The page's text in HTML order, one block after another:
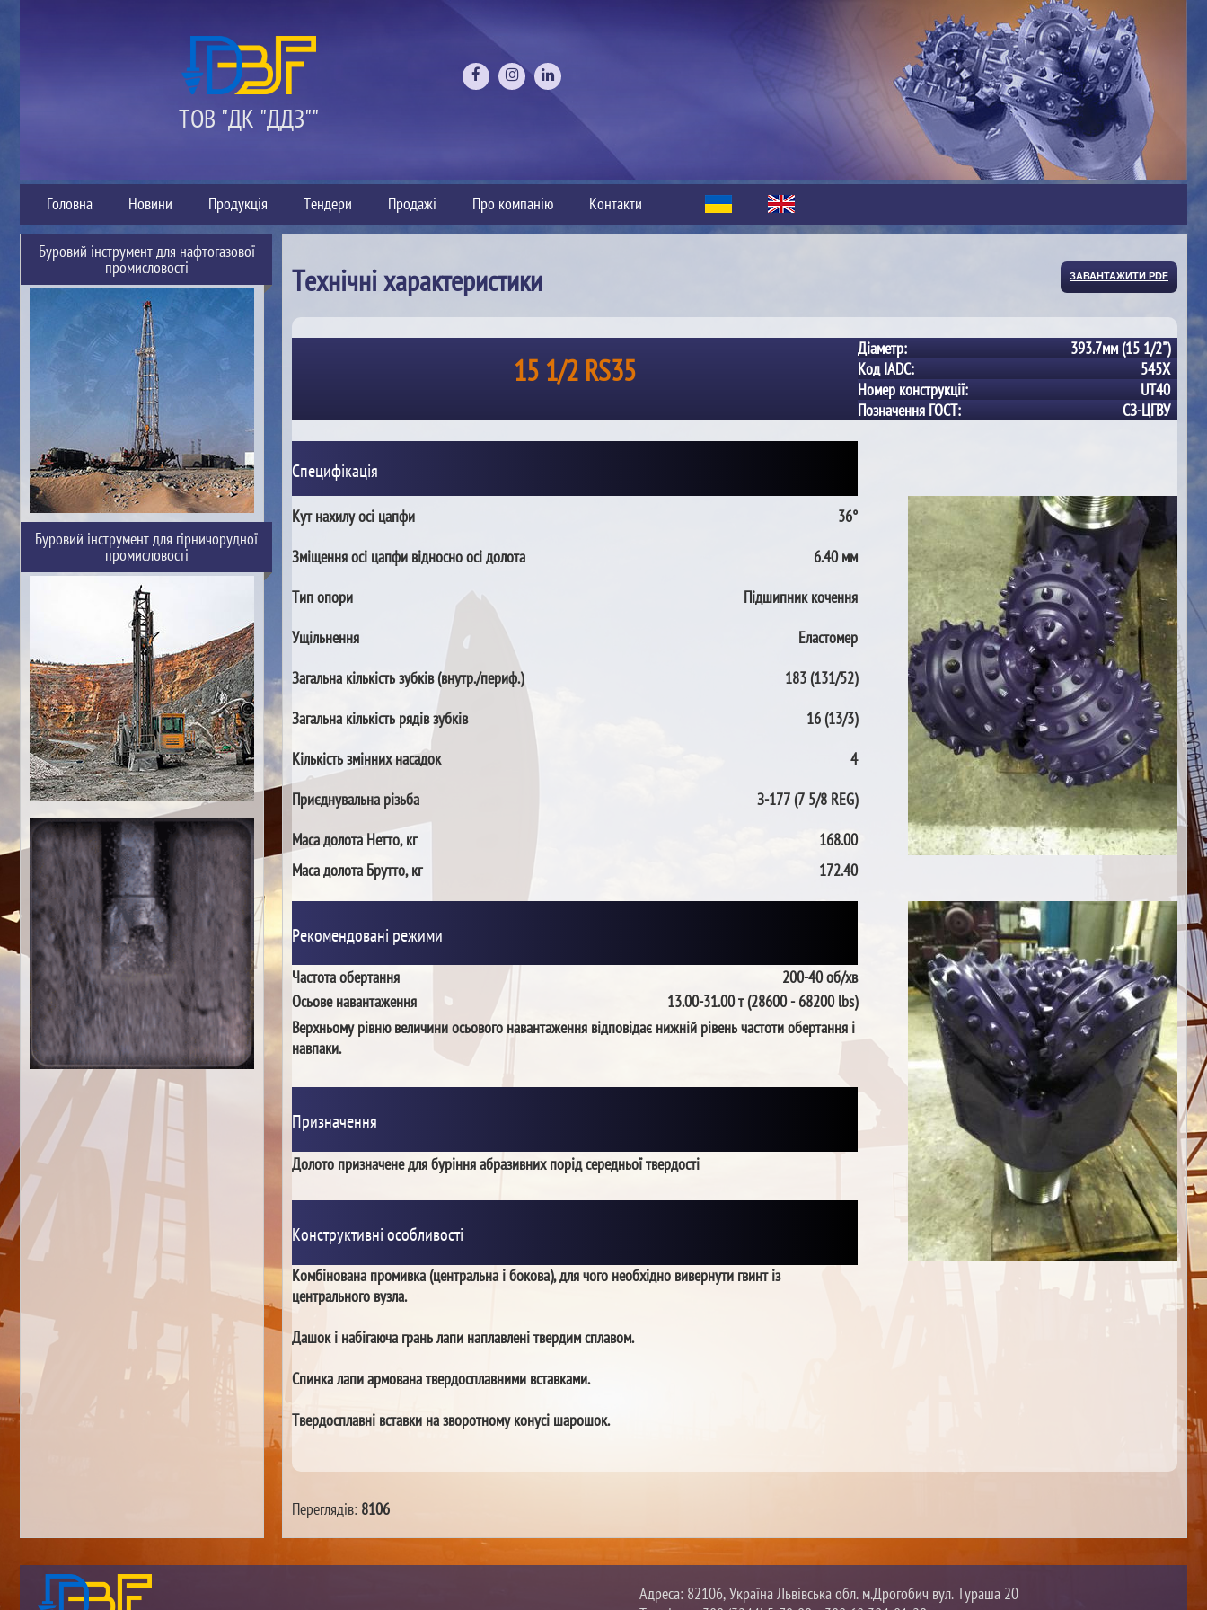
ТОВ "ДК "ДДЗ""
Головна Новини Продукція Тендери Продажі Про компанію Контакти
Буровий інструмент для нафтогазової
промисловості
Буровий інструмент для гірничорудної
промисловості
ЗАВАНТАЖИТИ PDF
Технічні характеристики
15 1/2 RS35
Діаметр:
393.7мм (15 1/2")
Код IADC:
545X
Номер конструкції:
UT40
Позначення ГОСТ:
СЗ-ЦГВУ
Специфікація
Кут нахилу осі цапфи
36°
Зміщення осі цапфи відносно осі долота
6.40 мм
Тип опори
Підшипник кочення
Ущільнення
Еластомер
Загальна кількість зубків (внутр./периф.)
183 (131/52)
Загальна кількість рядів зубків
16 (13/3)
Кількість змінних насадок
4
Приєднувальна різьба
З-177 (7 5/8 REG)
Маса долота Нетто, кг
168.00
Маса долота Брутто, кг
172.40
Рекомендовані режими
Частота обертання
200-40 об/хв
Осьове навантаження
13.00-31.00 т (28600 - 68200 lbs)
Верхньому рівню величини осьового навантаження відповідає нижній рівень частоти обертання і
навпаки.
Призначення
Долото призначене для буріння абразивних порід середньої твердості
Конструктивні особливості
Комбінована промивка (центральна і бокова), для чого необхідно вивернути гвинт із
центрального вузла.
Дашок і набігаюча грань лапи наплавлені твердим сплавом.
Спинка лапи армована твердосплавними вставками.
Твердосплавні вставки на зворотному конусі шарошок.
Переглядів: 8106
Адреса: 82106, Україна Львівська обл. м.Дрогобич вул. Тураша 20